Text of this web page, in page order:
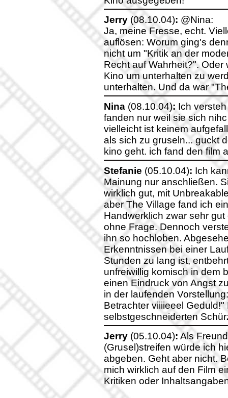
Jerry (08.10.04): @Nina:
Ja, meine Fresse, echt.
auflösen: Worum ging's
nicht um "Kritik an der
Recht auf Wahrheit?".
Kino um unterhalten zu
unterhalten. Und da war
Nina (08.10.04): Ich
fanden nur weil sie sich
vielleicht ist keinem
als sich zu gruseln... guckt
kino geht. ich fand den film
Stefanie (05.10.04): Ich
Mainung nur anschließen.
wirklich gut, mit
aber The Village fand ich
Handwerklich zwar sehr
ohne Frage. Dennoch
ihn so hochloben.
Erkenntnissen bei einer
Stunden zu lang ist,
unfreiwillig komisch in dem
einen Eindruck von Angst
in der laufenden
Betrachter viiiieeel
selbstgeschneiderten
Jerry (05.10.04): Als
(Grusel)streifen würde ich
abgeben. Geht aber nicht.
mich wirklich auf den Film
Kritiken oder